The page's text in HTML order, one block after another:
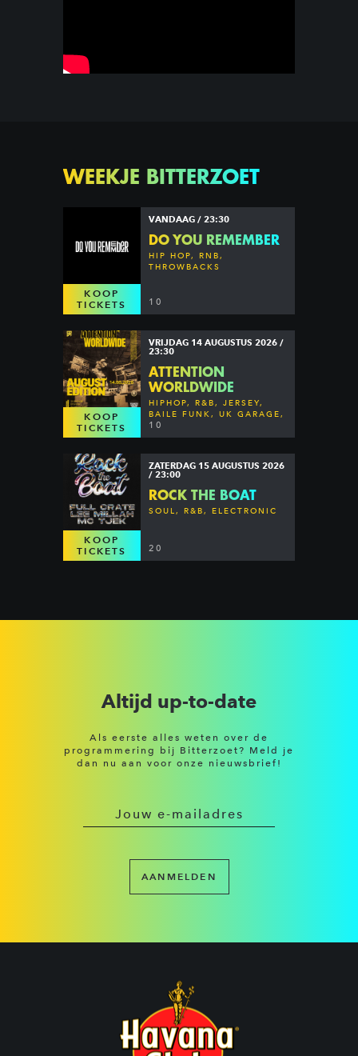
WEEKJE BITTERZOET
KOOP
TICKETS
VANDAAG / 23:30
DO YOU REMEMBER
HIP HOP, RNB,
THROWBACKS
10
KOOP
TICKETS
VRIJDAG 14 AUGUSTUS 2026 /
23:30
ATTENTION
WORLDWIDE
HIPHOP, R&B, JERSEY,
BAILE FUNK, UK GARAGE,
DANCEHALL & MORE
10
KOOP
TICKETS
ZATERDAG 15 AUGUSTUS 2026
/ 23:00
ROCK THE BOAT
SOUL, R&B, ELECTRONIC
20
Altijd up-to-date
Als eerste alles weten over de
programmering bij Bitterzoet? Meld je
dan nu aan voor onze nieuwsbrief!
AANMELDEN